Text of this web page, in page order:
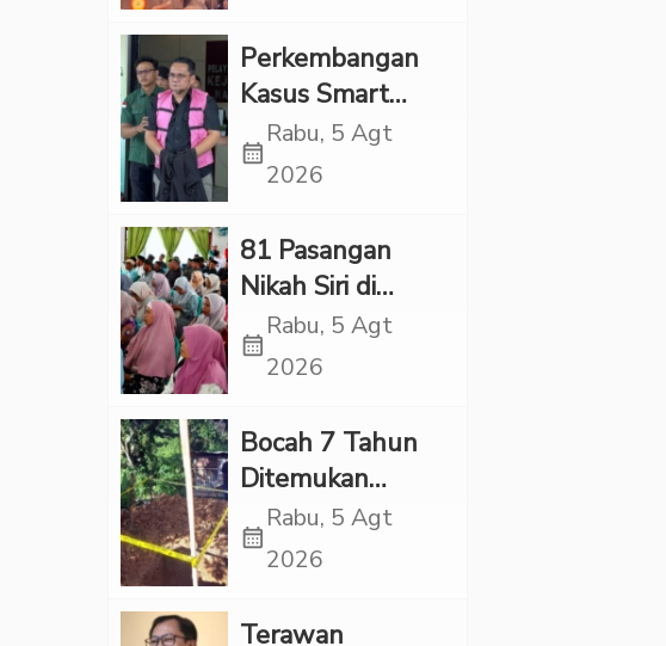
“Adem”
Perkembangan
Kasus Smart
Village, Jaksa
Kembali Periksa
calendar_month
Rabu, 5 Agt
2026
81 Pasangan
Nikah Siri di
Tapsel Ikuti
Sidang Isbat
calendar_month
Rabu, 5 Agt
2026
Bocah 7 Tahun
Ditemukan
Tewas dalam
Sumur di Tapsel,
Kekerasan
calendar_month
Rabu, 5 Agt
2026
Terawan